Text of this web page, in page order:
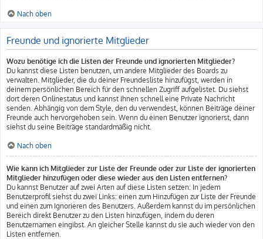
Nach oben
Freunde und ignorierte Mitglieder
Wozu benötige ich die Listen der Freunde und ignorierten Mitglieder?
Du kannst diese Listen benutzen, um andere Mitglieder des Boards zu
verwalten. Mitglieder, die du deiner Freundesliste hinzufügst, werden in
deinem persönlichen Bereich für den schnellen Zugriff aufgelistet. Du siehst
dort deren Onlinestatus und kannst ihnen schnell eine Private Nachricht
senden. Abhängig von dem Style, den du verwendest, können Beiträge deiner
Freunde auch hervorgehoben sein. Wenn du einen Benutzer ignorierst, dann
siehst du seine Beiträge standardmäßig nicht.
Nach oben
Wie kann ich Mitglieder zur Liste der Freunde oder zur Liste der ignorierten
Mitglieder hinzufügen oder diese wieder aus den Listen entfernen?
Du kannst Benutzer auf zwei Arten auf diese Listen setzen: In jedem
Benutzerprofil siehst du zwei Links: einen zum Hinzufügen zur Liste der Freunde
und einen zum Ignorieren des Benutzers. Außerdem kannst du im persönlichen
Bereich direkt Benutzer zu den Listen hinzufügen, indem du deren
Benutzernamen eingibst. An gleicher Stelle kannst du sie auch wieder von den
Listen entfernen.